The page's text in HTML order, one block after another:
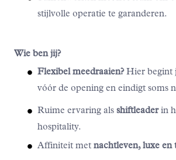
stijlvolle operatie te garanderen.
Wie ben jij?
Flexibel meedraaien?Hier begint
vóór de opening en eindigt soms
Ruime ervaring als shiftleaderin
hospitality.
Affiniteit met nachtleven, luxe en